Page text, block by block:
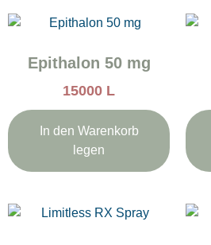
Epithalon 50 mg
15000 L
In den Warenkorb
legen